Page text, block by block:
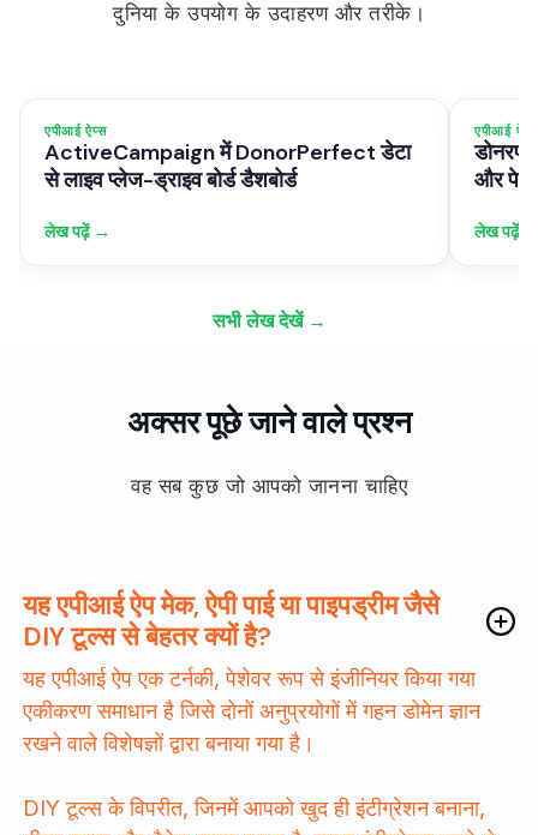
दुनिया के उपयोग के उदाहरण और तरीके।
एपीआई ऐप्स
ActiveCampaign में DonorPerfect डेटा
से लाइव प्लेज-ड्राइव बोर्ड डैशबोर्ड
लेख पढ़ें →
एपीआई ऐप्स
और
लेख पढ़ें
सभी लेख देखें →
अक्सर पूछे जाने वाले प्रश्न
वह सब कुछ जो आपको जानना चाहिए
यह एपीआई ऐप मेक, ऐपी पाई या पाइपड्रीम जैसे
DIY टूल्स से बेहतर क्यों है?
यह एपीआई ऐप एक टर्नकी, पेशेवर रूप से इंजीनियर किया गया
एकीकरण समाधान है जिसे दोनों अनुप्रयोगों में गहन डोमेन ज्ञान
रखने वाले विशेषज्ञों द्वारा बनाया गया है।
DIY टूल्स के विपरीत, जिनमें आपको खुद ही इंटीग्रेशन बनाना,